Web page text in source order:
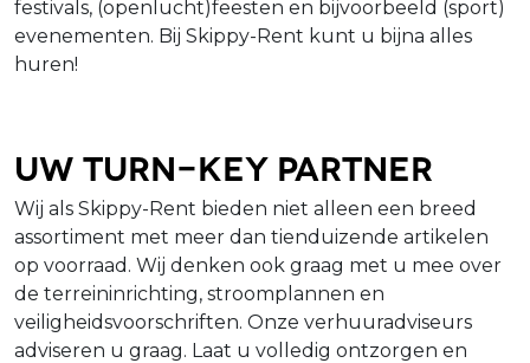
festivals, (openlucht)feesten en bijvoorbeeld (sport)
evenementen. Bij Skippy-Rent kunt u bijna alles
huren!
Uw turn-key partner
Wij als Skippy-Rent bieden niet alleen een breed
assortiment met meer dan tienduizende artikelen
op voorraad. Wij denken ook graag met u mee over
de terreininrichting, stroomplannen en
veiligheidsvoorschriften. Onze verhuuradviseurs
adviseren u graag. Laat u volledig ontzorgen en